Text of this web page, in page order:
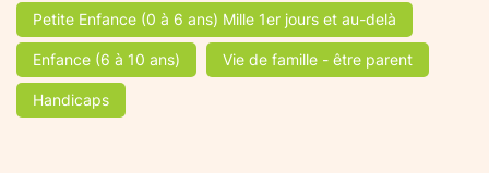
Petite Enfance (0 à 6 ans) Mille 1er jours et au-delà
Enfance (6 à 10 ans) Vie de famille - être parent
Handicaps